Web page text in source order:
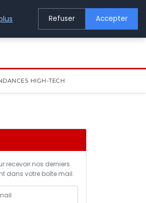
HIGH-TECH
recevoir nos derniers
dans votre boîte mail.
Refuser Accepter